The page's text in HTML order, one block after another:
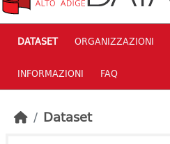
DATASET ORGANIZZAZIONI
INFORMAZIONI FAQ
Dataset